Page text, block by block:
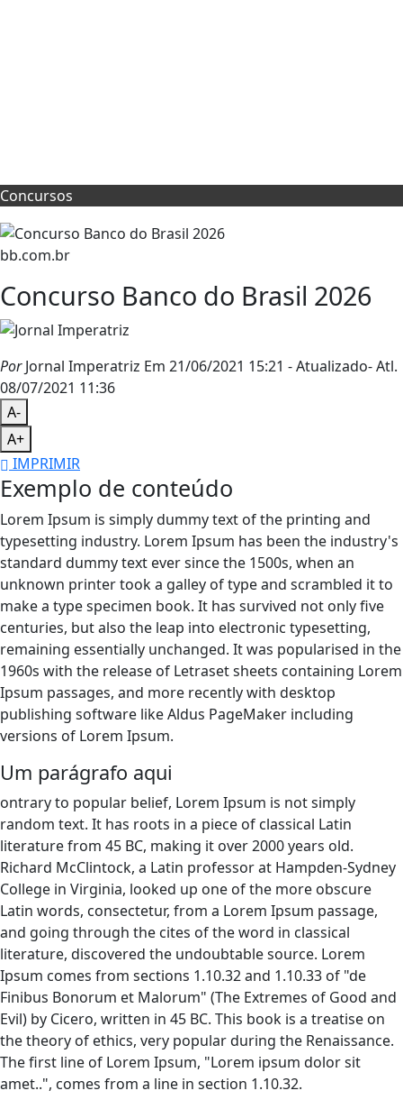
Concursos
bb.com.br
Concurso Banco do Brasil 2026
PorJornal Imperatriz Em 21/06/2021 15:21 - Atualizado- Atl.
08/07/2021 11:36
A-
A+
IMPRIMIR
Exemplo de conteúdo
Lorem Ipsum is simply dummy text of the printing and
typesetting industry. Lorem Ipsum has been the industry's
standard dummy text ever since the 1500s, when an
unknown printer took a galley of type and scrambled it to
make a type specimen book. It has survived not only five
centuries, but also the leap into electronic typesetting,
remaining essentially unchanged. It was popularised in the
1960s with the release of Letraset sheets containing Lorem
Ipsum passages, and more recently with desktop
publishing software like Aldus PageMaker including
versions of Lorem Ipsum.
Um parágrafo aqui
ontrary to popular belief, Lorem Ipsum is not simply
random text. It has roots in a piece of classical Latin
literature from 45 BC, making it over 2000 years old.
Richard McClintock, a Latin professor at Hampden-Sydney
College in Virginia, looked up one of the more obscure
Latin words, consectetur, from a Lorem Ipsum passage,
and going through the cites of the word in classical
literature, discovered the undoubtable source. Lorem
Ipsum comes from sections 1.10.32 and 1.10.33 of "de
Finibus Bonorum et Malorum" (The Extremes of Good and
Evil) by Cicero, written in 45 BC. This book is a treatise on
the theory of ethics, very popular during the Renaissance.
The first line of Lorem Ipsum, "Lorem ipsum dolor sit
amet..", comes from a line in section 1.10.32.